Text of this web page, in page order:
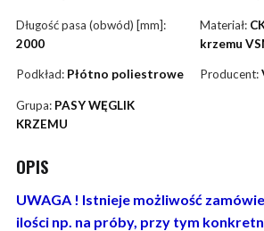
Długość pasa (obwód) [mm]:
2000
Materiał:
krzemu
Podkład: Płótno poliestrowe Producent:
Grupa: PASY WĘGLIK
KRZEMU
OPIS
UWAGA ! Istnieje możliwość
ilości np. na próby, przy tym